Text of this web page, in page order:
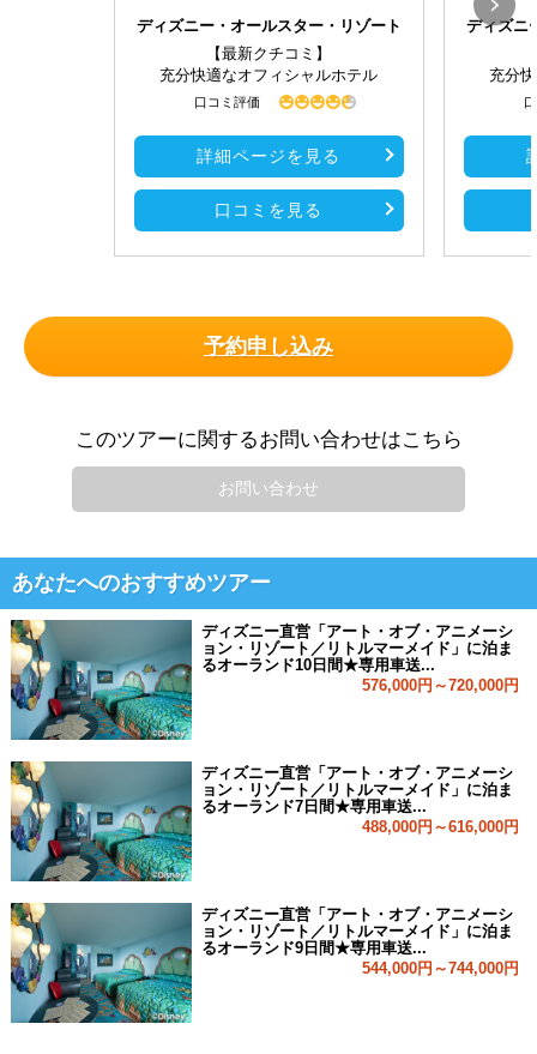
ディズニー・オールスター・リゾート
【最新クチコミ】
充分快適なオフィシャルホテル
口コミ評価
詳細ページを見る
口コミを見る
ディズニ
充分
予約申し込み
このツアーに関するお問い合わせはこちら
お問い合わせ
あなたへのおすすめツアー
ディズニー直営「アート・オブ・アニメーシ
ョン・リゾート／リトルマーメイド」に泊ま
るオーランド10日間★専用車送...
576,000円～720,000円
ディズニー直営「アート・オブ・アニメーシ
ョン・リゾート／リトルマーメイド」に泊ま
るオーランド7日間★専用車送...
488,000円～616,000円
ディズニー直営「アート・オブ・アニメーシ
ョン・リゾート／リトルマーメイド」に泊ま
るオーランド9日間★専用車送...
544,000円～744,000円